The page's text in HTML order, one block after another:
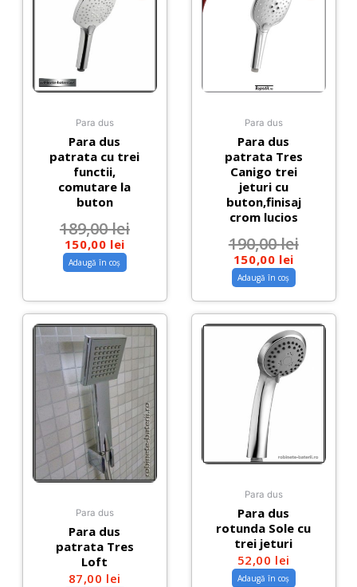
Para dus
Para dus
patrata cu trei
functii,
comutare la
buton
189,00lei
150,00 lei
Adaugă în coș
Para dus
Para dus
patrata Tres
Canigo trei
jeturi cu
buton,finisaj
crom lucios
190,00lei
150,00 lei
Adaugă în coș
Para dus
Para dus
patrata Tres
Loft
87,00 lei
Para dus
Para dus
rotunda Sole cu
trei jeturi
52,00 lei
Adaugă în coș